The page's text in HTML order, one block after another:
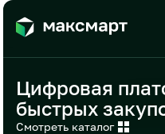
Цифровая
быстрых
Смотреть каталог